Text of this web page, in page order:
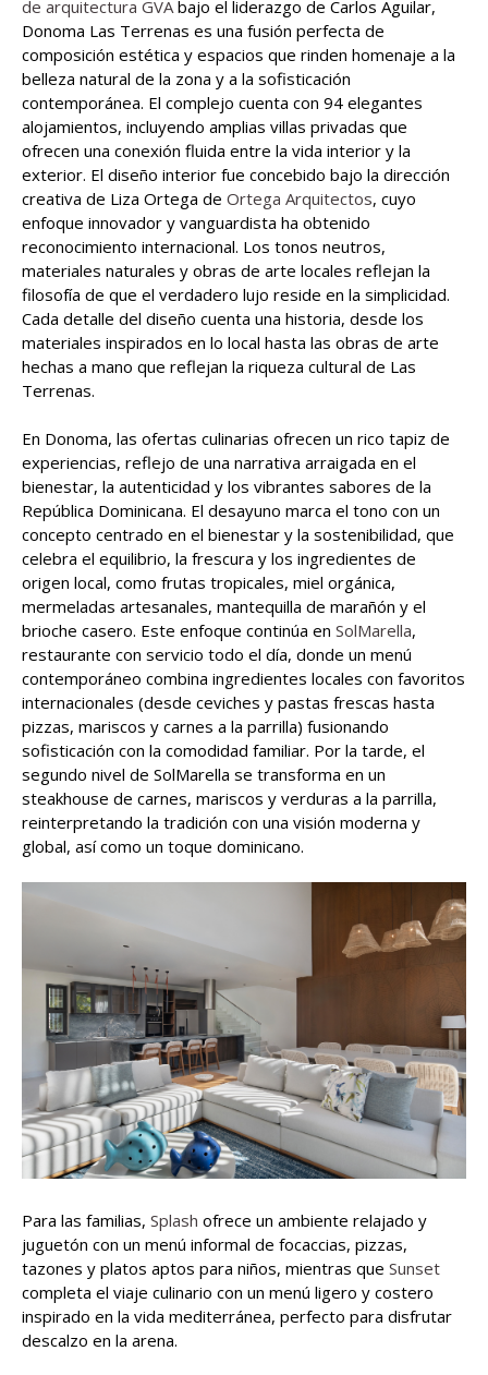
de arquitectura GVA bajo el liderazgo de Carlos Aguilar,
Donoma Las Terrenas es una fusión perfecta de
composición estética y espacios que rinden homenaje a la
belleza natural de la zona y a la sofisticación
contemporánea. El complejo cuenta con 94 elegantes
alojamientos, incluyendo amplias villas privadas que
ofrecen una conexión fluida entre la vida interior y la
exterior. El diseño interior fue concebido bajo la dirección
creativa de Liza Ortega de Ortega Arquitectos, cuyo
enfoque innovador y vanguardista ha obtenido
reconocimiento internacional. Los tonos neutros,
materiales naturales y obras de arte locales reflejan la
filosofía de que el verdadero lujo reside en la simplicidad.
Cada detalle del diseño cuenta una historia, desde los
materiales inspirados en lo local hasta las obras de arte
hechas a mano que reflejan la riqueza cultural de Las
Terrenas.
En Donoma, las ofertas culinarias ofrecen un rico tapiz de
experiencias, reflejo de una narrativa arraigada en el
bienestar, la autenticidad y los vibrantes sabores de la
República Dominicana. El desayuno marca el tono con un
concepto centrado en el bienestar y la sostenibilidad, que
celebra el equilibrio, la frescura y los ingredientes de
origen local, como frutas tropicales, miel orgánica,
mermeladas artesanales, mantequilla de marañón y el
brioche casero. Este enfoque continúa en SolMarella,
restaurante con servicio todo el día, donde un menú
contemporáneo combina ingredientes locales con favoritos
internacionales (desde ceviches y pastas frescas hasta
pizzas, mariscos y carnes a la parrilla) fusionando
sofisticación con la comodidad familiar. Por la tarde, el
segundo nivel de SolMarella se transforma en un
steakhouse de carnes, mariscos y verduras a la parrilla,
reinterpretando la tradición con una visión moderna y
global, así como un toque dominicano.
Para las familias, Splash ofrece un ambiente relajado y
juguetón con un menú informal de focaccias, pizzas,
tazones y platos aptos para niños, mientras que Sunset
completa el viaje culinario con un menú ligero y costero
inspirado en la vida mediterránea, perfecto para disfrutar
descalzo en la arena.